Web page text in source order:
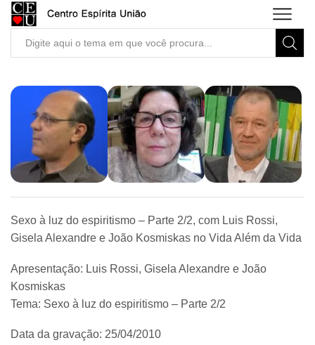
Search
Sexo à luz do espiritismo – Parte 2/2, com Luis Rossi,
Gisela Alexandre e João Kosmiskas no Vida Além da Vida
Apresentação: Luis Rossi, Gisela Alexandre e João
Kosmiskas
Tema: Sexo à luz do espiritismo – Parte 2/2
Data da gravação: 25/04/2010